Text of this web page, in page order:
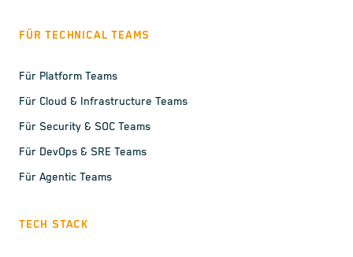
FÜR TECHNICAL TEAMS
Für Platform Teams
Für Cloud & Infrastructure Teams
Für Security & SOC Teams
Für DevOps & SRE Teams
Für Agentic Teams
TECH STACK